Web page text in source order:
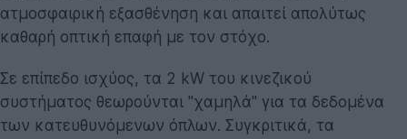
ατμοσφαιρική εξασθένηση και απαιτεί απολύτως
καθαρή οπτική επαφή με τον στόχο.
Σε επίπεδο ισχύος, τα 2 kW του κινεζικού
συστήματος θεωρούνται "χαμηλά" για τα δεδομένα
των κατευθυνόμενων όπλων. Συγκριτικά, τα